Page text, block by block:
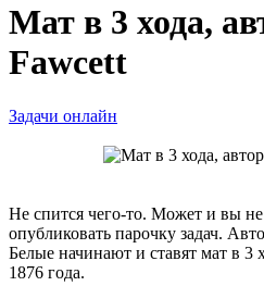
Мат в 3 хода,
Fawcett
Задачи онлайн
Не спится чего-то. Может и вы
опубликовать парочку задач.
Белые начинают и ставят мат в 3
1876 года.